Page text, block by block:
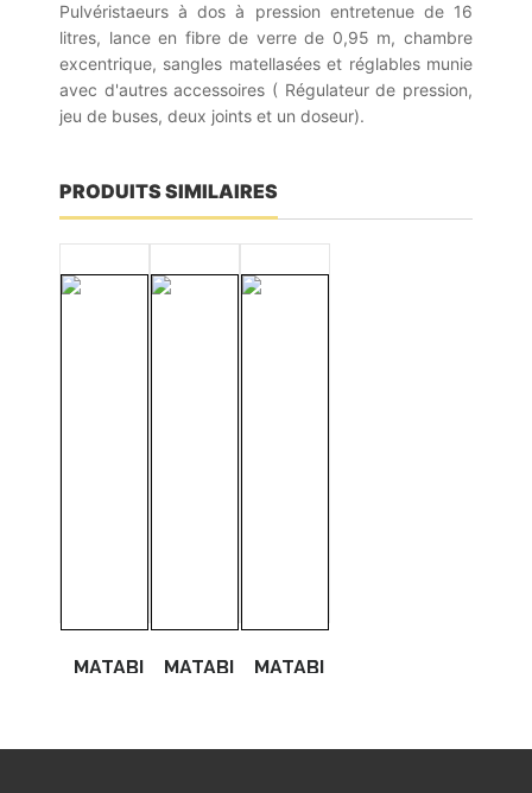
Pulvéristaeurs à dos à pression entretenue de 16
litres, lance en fibre de verre de 0,95 m, chambre
excentrique, sangles matellasées et réglables munie
avec d'autres accessoires ( Régulateur de pression,
jeu de buses, deux joints et un doseur).
PRODUITS SIMILAIRES
MATABI
MATABI
MATABI